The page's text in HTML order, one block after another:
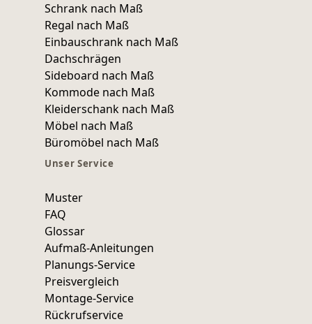
Schrank nach Maß
Regal nach Maß
Einbauschrank nach Maß
Dachschrägen
Sideboard nach Maß
Kommode nach Maß
Kleiderschank nach Maß
Möbel nach Maß
Büromöbel nach Maß
Unser Service
Muster
FAQ
Glossar
Aufmaß-Anleitungen
Planungs-Service
Preisvergleich
Montage-Service
Rückrufservice